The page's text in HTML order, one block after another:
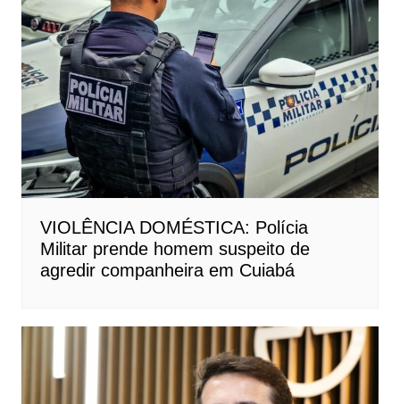
VIOLÊNCIA DOMÉSTICA: Polícia
Militar prende homem suspeito de
agredir companheira em Cuiabá